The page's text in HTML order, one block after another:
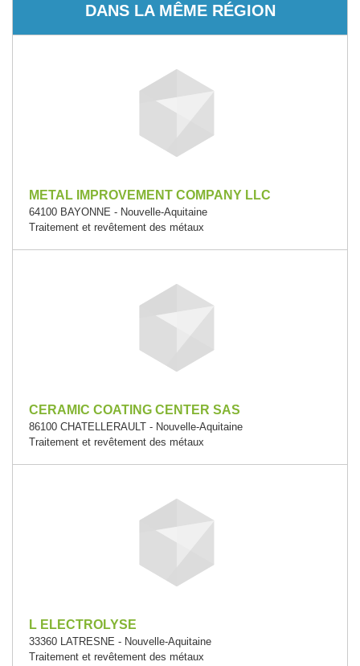
DANS LA MÊME RÉGION
METAL IMPROVEMENT COMPANY LLC
64100 BAYONNE - Nouvelle-Aquitaine
Traitement et revêtement des métaux
CERAMIC COATING CENTER SAS
86100 CHATELLERAULT - Nouvelle-Aquitaine
Traitement et revêtement des métaux
L ELECTROLYSE
33360 LATRESNE - Nouvelle-Aquitaine
Traitement et revêtement des métaux